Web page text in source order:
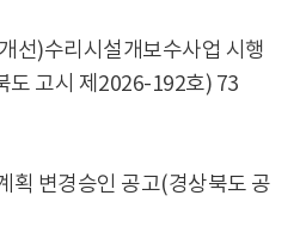
선)수리시설개보수사업 시행
도 고시 제2026-192호) 73
획 변경승인 공고(경상북도 공